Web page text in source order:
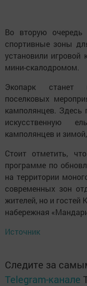
Во вторую очередь
спортивные зоны
установили игровой
мини-скалодромом.
Экопарк станет
поселковых
камполянцев. Здесь
искусственную
камполянцев и
Стоит отметить,
программе по
на территории
современных зон
жителей, но и
набережная
Источник
Следите за
Telegram-канале